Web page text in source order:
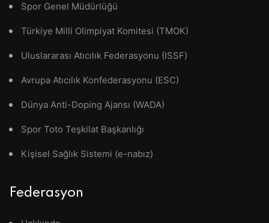
Spor Genel Müdürlüğü
Türkiye Milli Olimpiyat Komitesi (TMOK)
Uluslararası Atıcılık Federasyonu (ISSF)
Avrupa Atıcılık Konfederasyonu (ESC)
Dünya Anti-Doping Ajansı (WADA)
Spor Toto Teşkilat Başkanlığı
Kişisel Sağlık Sistemi (e-nabız)
Federasyon